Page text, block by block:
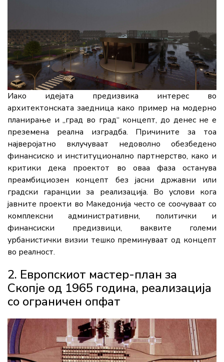
Иако идејата предизвика интерес во
архитектонската заедница како пример на модерно
планирање и „град во град“ концепт, до денес не е
преземена реална изградба. Причините за тоа
најверојатно вклучуваат недоволно обезбедено
финансиско и институционално партнерство, како и
критики дека проектот во оваа фаза останува
преамбициозен концепт без јасни државни или
градски гаранции за реализација. Во услови кога
јавните проекти во Македонија често се соочуваат со
комплексни административни, политички и
финансиски предизвици, ваквите големи
урбанистички визии тешко преминуваат од концепт
во реалност.
2. Европскиот мастер-план за
Скопје од 1965 година, реализација
со ограничен опфат